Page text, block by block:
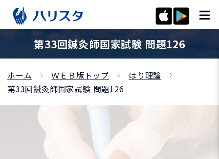
第33回鍼灸師国家試験 問題126
ホーム ＷＥＢ版トップ
はり理論
第33回鍼灸師国家試験 問題126